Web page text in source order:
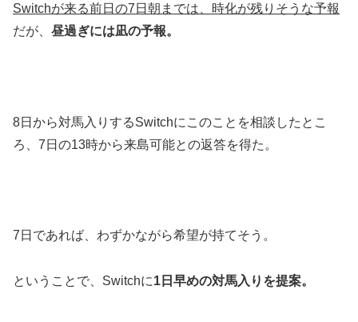
Switchが来る前日の7日朝までは、時化が残りそうな予報
だが、 昼過ぎには凪の予報。
8日から対馬入りするSwitchにこのことを相談したとこ
ろ、7日の13時から来島可能との返答を得た。
7日であれば、わずかながら希望が持てそう。
ということで、Switchに1日早めの対馬入りを提案。